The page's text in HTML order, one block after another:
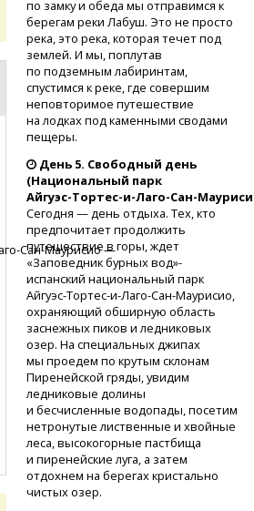
по замку и обеда мы отправимся к
берегам реки Лабуш. Это не просто
река, это река, которая течет под
землей. И мы, поплутав
по подземным лабиринтам,
спустимся к реке, где совершим
неповторимое путешествие
на лодках под каменными сводами
пещеры.
День 5. Свободный день
(Национальный парк
Айгуэс-Тортес-и-Лаго-Сан-
Сегодня — день отдыха. Тех, кто
предпочитает продолжить
путешествие в горы, ждет
«Заповедник бурных вод»-
испанский национальный парк
Айгуэс-Тортес-и-Лаго-Сан-Маурисио,
охраняющий обширную область
заснежных пиков и ледниковых
озер. На специальных джипах
мы проедем по крутым склонам
Пиренейской гряды, увидим
ледниковые долины
и бесчисленные водопады, посетим
нетронутые лиственные и хвойные
леса, высокогорные пастбища
и пиренейские луга, а затем
отдохнем на берегах кристально
чистых озер.
Сан-Маурисио—